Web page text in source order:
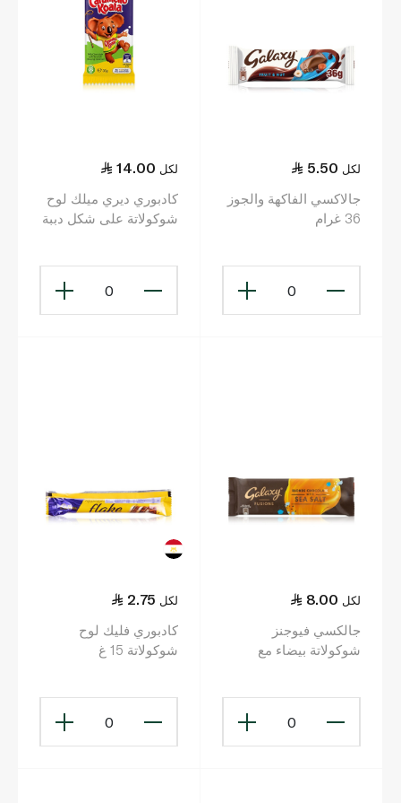
5.50 لكل
جالاكسي الفاكهة والجوز
36 غرام
0
14.00 لكل
كادبوري ديري ميلك لوح
شوكولاتة على شكل دببة
0
8.00 لكل
جالكسي فيوجنز
شوكولاتة بيضاء مع
0
2.75 لكل
كادبوري فليك لوح
شوكولاتة 15 غ
0